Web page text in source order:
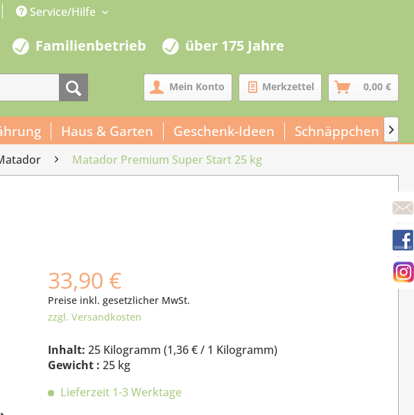
Service/Hilfe
Familienbetrieb über 175 Jahre
Mein Konto Merkzettel 0,00 €
Haus & Garten Geschenk-Ideen Schnäppchen 
Matador Premium Super Start 25 kg
33,90 €
Preise inkl. gesetzlicher MwSt.
zzgl. Versandkosten
Inhalt: 25 Kilogramm (1,36 €/ 1 Kilogramm)
Gewicht : 25 kg
Lieferzeit 1-3 Werktage